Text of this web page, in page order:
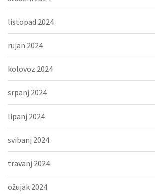
listopad 2024
rujan 2024
kolovoz 2024
srpanj 2024
lipanj 2024
svibanj 2024
travanj 2024
ožujak 2024